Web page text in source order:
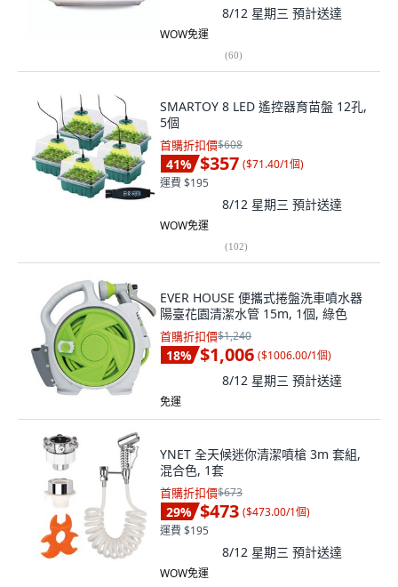
8/12 星期三 預計送達
WOW免運
(60)
SMARTOY 8 LED 遙控器育苗盤 12孔,
5個
首購折扣價$608
41% $357 ($71.40/1個)
運費 $195
8/12 星期三 預計送達
WOW免運
(102)
EVER HOUSE 便攜式捲盤洗車噴水器
陽臺花園清潔水管 15m, 1個, 綠色
首購折扣價$1,240
18% $1,006 ($1006.00/1個)
8/12 星期三 預計送達
免運
YNET 全天候迷你清潔噴槍 3m 套組,
混合色, 1套
首購折扣價$673
29% $473 ($473.00/1個)
運費 $195
8/12 星期三 預計送達
WOW免運